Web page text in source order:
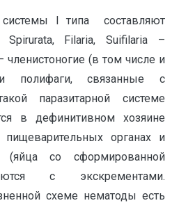
системы I типа составляют
Spirurata, Filaria, Suifilaria –
(в том числе и
полифаги, связанные с
паразитарной системе
в дефинитивном хозяине
органах и
(яйца со сформированной
с экскрементами.
схеме нематоды есть